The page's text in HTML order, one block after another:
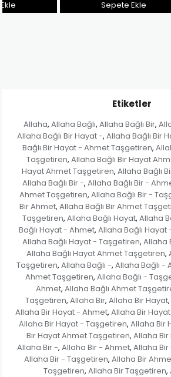
Etiketler
Allaha, Allaha Bağlı, Allaha Bağlı Bir,
Allaha Bağlı Bir Hayat -, Allaha Bağlı Bir
Bağlı Bir Hayat - Ahmet Taşgetiren,
Taşgetiren, Allaha Bağlı Bir Hayat
Hayat Ahmet Taşgetiren, Allaha Bağlı
Allaha Bağlı Bir -, Allaha Bağlı Bir -
Ahmet Taşgetiren, Allaha Bağlı Bir -
Bir Ahmet, Allaha Bağlı Bir Ahmet
Taşgetiren, Allaha Bağlı Hayat, Allaha
Bağlı Hayat - Ahmet, Allaha Bağlı
Allaha Bağlı Hayat - Taşgetiren, Allaha
Allaha Bağlı Hayat Ahmet Taşgetiren,
Taşgetiren, Allaha Bağlı -, Allaha Bağlı -
Ahmet Taşgetiren, Allaha Bağlı -
Ahmet, Allaha Bağlı Ahmet
Taşgetiren, Allaha Bir, Allaha Bir Hayat,
Allaha Bir Hayat - Ahmet, Allaha Bir
Allaha Bir Hayat - Taşgetiren, Allaha Bir
Bir Hayat Ahmet Taşgetiren, Allaha
Allaha Bir -, Allaha Bir - Ahmet, Allaha
Allaha Bir - Taşgetiren, Allaha Bir
Taşgetiren, Allaha Bir Taşgetiren,